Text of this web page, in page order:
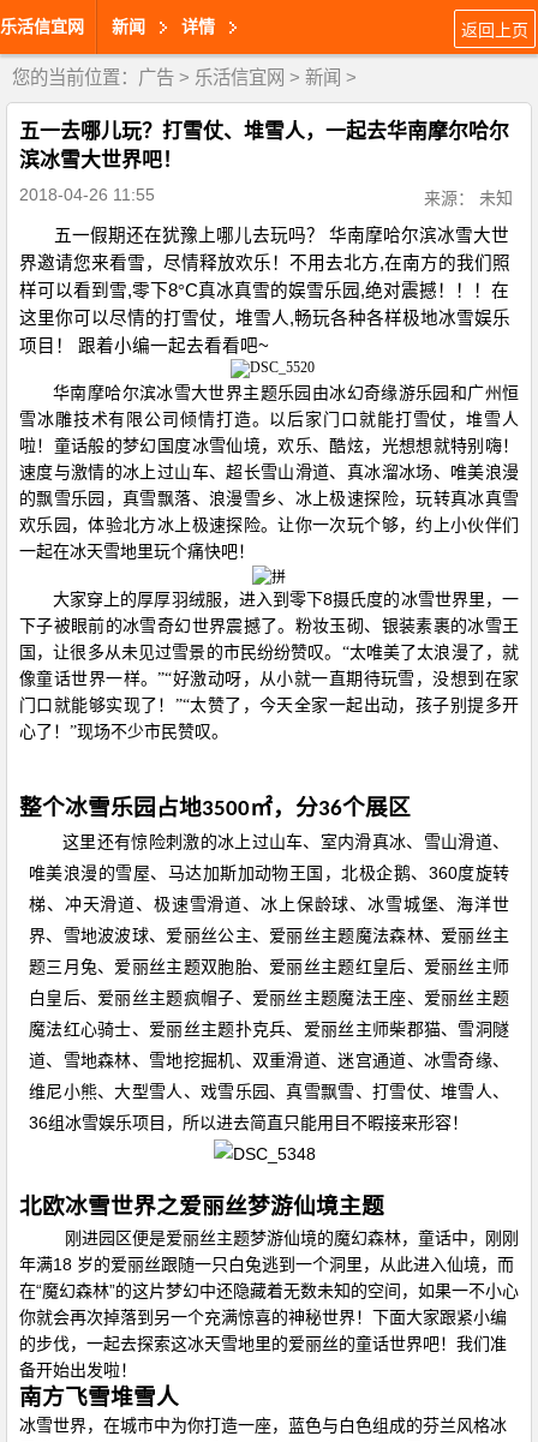
乐活信宜网 新闻 详情 返回上页
您的当前位置： 广告 > 乐活信宜网 > 新闻 >
五一去哪儿玩？打雪仗、堆雪人，一起去华南摩尔哈尔
滨冰雪大世界吧！
2018-04-26 11:55
来源： 未知
五一假期还在犹豫上哪儿去玩吗？
华南摩哈尔滨冰雪大世
界邀请您来看雪，尽情释放欢乐！不用去北方,在南方的我们照
样可以看到雪,零下8°C真冰真雪的娱雪乐园 ,绝对震撼！！！在
这里你可以尽情的打雪仗，堆雪人 ,畅玩各种各样极地冰雪娱乐
项目！
跟着小编一起去看看吧~
华南摩哈尔滨冰雪大世界主题乐园由冰幻奇缘游乐园和广州恒
雪冰雕技术有限公司倾情打造。以后家门口就能打雪仗，堆雪人
啦！童话般的梦幻国度冰雪仙境，欢乐、酷炫，光想想就特别嗨！
速度与激情的冰上过山车、超长雪山滑道、真冰溜冰场、唯美浪漫
的飘雪乐园，真雪飘落、浪漫雪乡、冰上极速探险，玩转真冰真雪
欢乐园，体验北方冰上极速探险。让你一次玩个够，约上小伙伴们
一起在冰天雪地里玩个痛快吧！
大家穿上的厚厚羽绒服，进入到零下8摄氏度的冰雪世界里，一
下子被眼前的冰雪奇幻世界震撼了。粉妆玉砌、银装素裹的冰雪王
国，让很多从未见过雪景的市民纷纷赞叹。“太唯美了太浪漫了，就
像童话世界一样。”“好激动呀，从小就一直期待玩雪，没想到在家
门口就能够实现了！”“太赞了，今天全家一起出动，孩子别提多开
心了！”现场不少市民赞叹。
整个冰雪乐园占地3500㎡，分36个展区
这里还有惊险刺激的冰上过山车、室内滑真冰、雪山滑道、
唯美浪漫的雪屋、马达加斯加动物王国，北极企鹅、 360度旋转
梯、冲天滑道、极速雪滑道、冰上保龄球、冰雪城堡、海洋世
界、雪地波波球、爱丽丝公主、爱丽丝主题魔法森林、爱丽丝主
题三月兔、爱丽丝主题双胞胎、爱丽丝主题红皇后、爱丽丝主师
白皇后、爱丽丝主题疯帽子、爱丽丝主题魔法王座、爱丽丝主题
魔法红心骑士、爱丽丝主题扑克兵、爱丽丝主师柴郡猫、雪洞隧
道、雪地森林、雪地挖掘机、双重滑道、迷宫通道、冰雪奇缘、
维尼小熊、大型雪人、戏雪乐园、真雪飘雪、打雪仗、堆雪人、
36组冰雪娱乐项目，所以进去简直只能用目不暇接来形容！
北欧冰雪世界之爱丽丝梦游仙境主题
刚进园区便是爱丽丝主题梦游仙境的魔幻森林，童话中，刚刚
年满18 岁的爱丽丝跟随一只白兔逃到一个洞里，从此进入仙境，而
在“魔幻森林”的这片梦幻中还隐藏着无数未知的空间，如果一不小心
你就会再次掉落到另一个充满惊喜的神秘世界！下面大家跟紧小编
的步伐，一起去探索这冰天雪地里的爱丽丝的童话世界吧！我们准
备开始出发啦！
南方飞雪堆雪人
冰雪世界，在城市中为你打造一座，蓝色与白色组成的芬兰风格冰